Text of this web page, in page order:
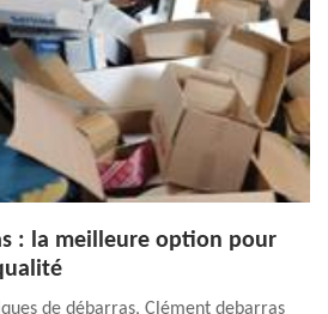
: la meilleure option pour
de débarras, Clément debarras